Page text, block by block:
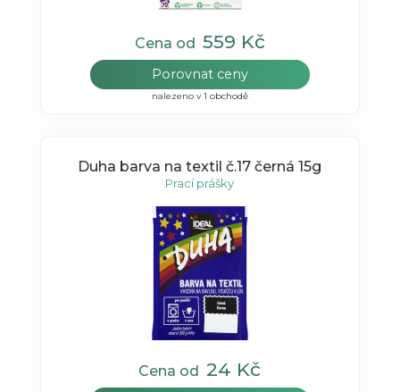
Cena od 559 Kč
Porovnat ceny
nalezeno v 1 obchodě
Duha barva na textil č.17 černá 15g
Prací prášky
Cena od24 Kč